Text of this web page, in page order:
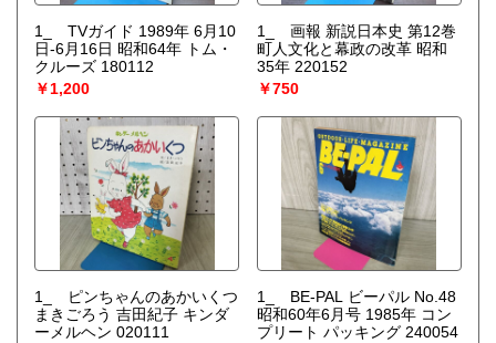
1_ TVガイド 1989年 6月10
日-6月16日 昭和64年 トム・
クルーズ 180112
￥1,200
1_ 画報 新説日本史 第12巻
町人文化と幕政の改革 昭和
35年 220152
￥750
1_ ピンちゃんのあかいくつ
まきごろう 吉田紀子 キンダ
ーメルヘン 020111
1_ BE-PAL ビーパル No.48
昭和60年6月号 1985年 コン
プリート パッキング 240054